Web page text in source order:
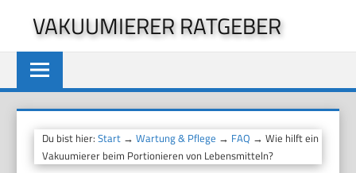
springen
VAKUUMIERER RATGEBER
Du bist hier:Start →Wartung & Pflege → FAQ → Wie hilft ein
Vakuumierer beim Portionieren von Lebensmitteln?